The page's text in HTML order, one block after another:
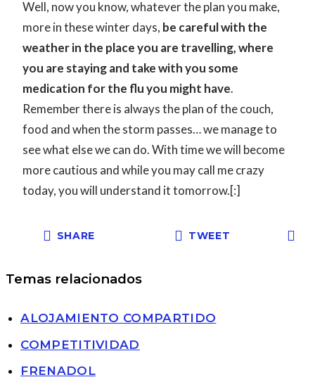
Well, now you know, whatever the plan you make,
more in these winter days, be careful with the
weather in the place you are travelling, where
you are staying and take with you some
medication for the flu you might have.
Remember there is always the plan of the couch,
food and when the storm passes… we manage to
see what else we can do. With time we will become
more cautious and while you may call me crazy
today, you will understand it tomorrow.[:]
SHARE TWEET
Temas relacionados
ALOJAMIENTO COMPARTIDO
COMPETITIVIDAD
FRENADOL